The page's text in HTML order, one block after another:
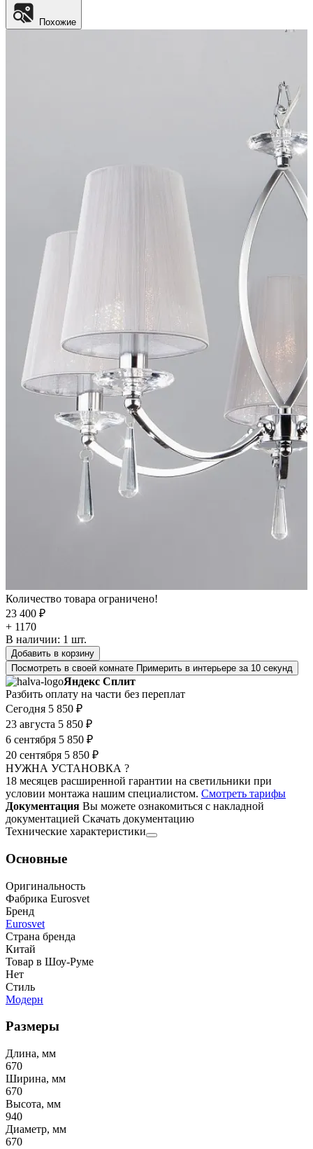
Похожие
Количество товара ограничено!
23 400 ₽
+ 1170
В наличии: 1 шт.
Добавить в корзину
Посмотреть в своей комнате Примерить в интерьере за 10 секунд
Яндекс Сплит
Разбить оплату на части без переплат
Сегодня 5 850 ₽
23 августа 5 850 ₽
6 сентября 5 850 ₽
20 сентября 5 850 ₽
НУЖНА УСТАНОВКА ?
18 месяцев расширенной гарантии на светильники при
условии монтажа нашим специалистом. Смотреть тарифы
Документация Вы можете ознакомиться с накладной
документацией Скачать документацию
Технические характеристики
Основные
Оригинальность
Фабрика Eurosvet
Бренд
Eurosvet
Страна бренда
Китай
Товар в Шоу-Руме
Нет
Стиль
Модерн
Размеры
Длина, мм
670
Ширина, мм
670
Высота, мм
940
Диаметр, мм
670